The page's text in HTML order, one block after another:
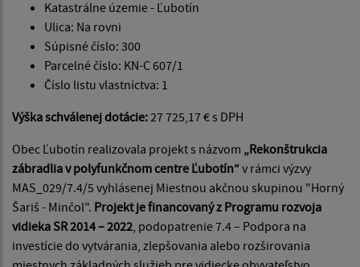
Katastrálne územie - Ľubotín
Ulica: Na rovni
Súpisné číslo: 300
Parcelné číslo: KN-C 607/1
Číslo listu vlastníctva: 1
Výška schválenej dotácie:27 725,17 € s DPH
Obec Ľubotín realizovala projekt s názvom „Rekonštrukcia
zábradlia v polyfunkčnom centre Ľubotín“v rámci výzvy
MAS_029/7.4/5 vyhlásenej Miestnou akčnou skupinou "Horný
Šariš - Minčol". Projekt je financovaný z Programu rozvoja
vidieka SR 2014 – 2022, podopatrenie 7.4 – Podpora na
investície do vytvárania, zlepšovania alebo rozširovania